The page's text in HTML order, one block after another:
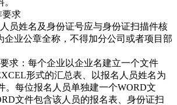
求
姓名及身份证号应与身份证扫描件核
企业公章全称，不得加分公司或者项目部
：每个企业以企业名建立一个文件
形式的汇总表、以报名人员姓名为
。每位报名人员单独建一个WORD文
文件包含该人员的报名表、身份证扫